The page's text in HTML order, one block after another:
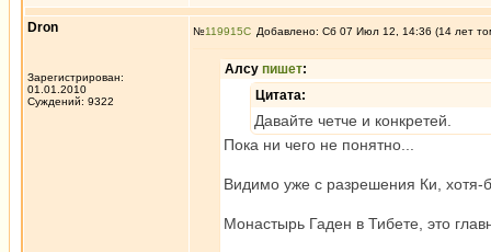
Dron
Зарегистрирован:
01.01.2010
Суждений: 9322
№119915 Добавлено: Сб 07 Июл 12, 14:36 (14 лет
Алсу пишет:
Цитата:
Давайте четче и конкретей.
Пока ни чего не понятно...
Видимо уже с разрешения Ки, хотя-
Монастырь Гаден в Тибете, это